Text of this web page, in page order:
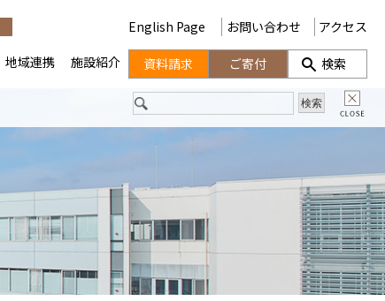
地域連携 施設紹介
English Page お問い合わせ アクセス
資料請求 ご寄付 検索